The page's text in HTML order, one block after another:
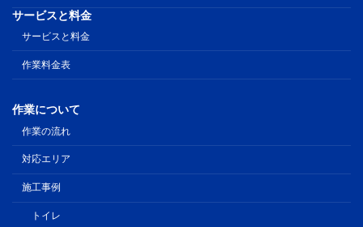
サービスと料金
サービスと料金
作業料金表
作業について
作業の流れ
対応エリア
施工事例
トイレ